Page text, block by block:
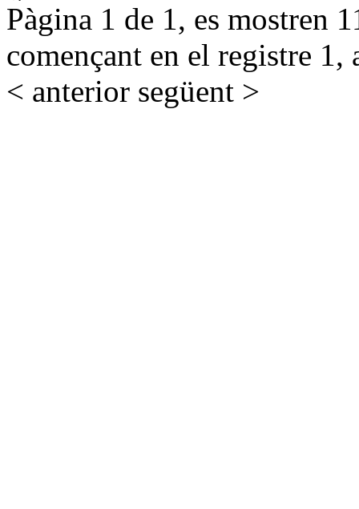
Pàgina 1 de 1, es mostren
començant en el registre 1,
< anterior següent >